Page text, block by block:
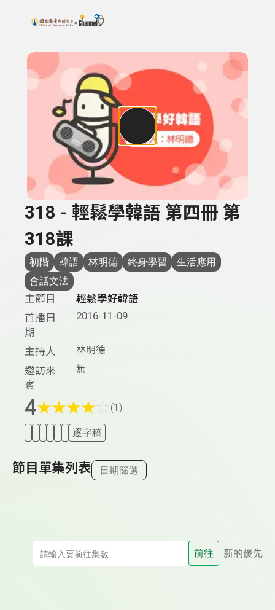
上方功能區塊
搜尋關鍵字：可輸入節目名稱、主持人或關鍵字
318 - 輕鬆學韓語 第四冊 第
318課
初階 韓語 林明德 終身學習
生活應用
會話文法
主節目
輕鬆學好韓語
首播日
期
2016-11-09
主持人 林明德
邀訪來
賓
無
4★★★★ (1)
逐字稿
節目單集列表 日期篩選
前往 新的優先